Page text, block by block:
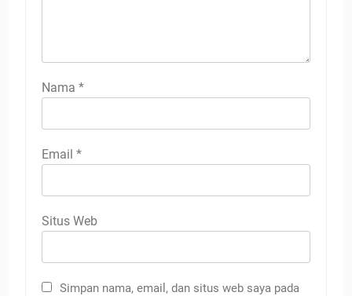
Nama *
Email *
Situs Web
Simpan nama, email, dan situs web saya pada